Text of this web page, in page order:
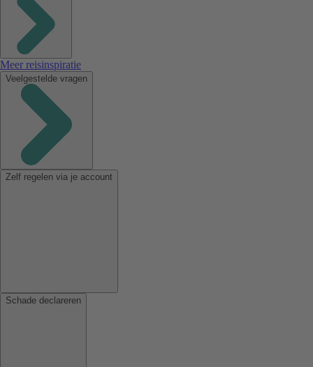
Meer reisinspiratie
Veelgestelde vragen
Zelf regelen via je account
Schade declareren